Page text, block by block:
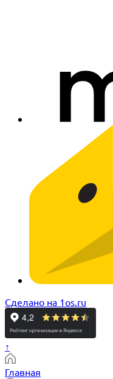
Сделано на 1os.ru
↑
Главная